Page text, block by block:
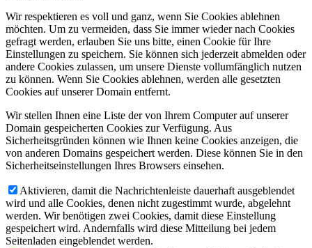
Wir respektieren es voll und ganz, wenn Sie Cookies ablehnen
möchten. Um zu vermeiden, dass Sie immer wieder nach Cookies
gefragt werden, erlauben Sie uns bitte, einen Cookie für Ihre
Einstellungen zu speichern. Sie können sich jederzeit abmelden oder
andere Cookies zulassen, um unsere Dienste vollumfänglich nutzen
zu können. Wenn Sie Cookies ablehnen, werden alle gesetzten
Cookies auf unserer Domain entfernt.
Wir stellen Ihnen eine Liste der von Ihrem Computer auf unserer
Domain gespeicherten Cookies zur Verfügung. Aus
Sicherheitsgründen können wie Ihnen keine Cookies anzeigen, die
von anderen Domains gespeichert werden. Diese können Sie in den
Sicherheitseinstellungen Ihres Browsers einsehen.
Aktivieren, damit die Nachrichtenleiste dauerhaft ausgeblendet
wird und alle Cookies, denen nicht zugestimmt wurde, abgelehnt
werden. Wir benötigen zwei Cookies, damit diese Einstellung
gespeichert wird. Andernfalls wird diese Mitteilung bei jedem
Seitenladen eingeblendet werden.